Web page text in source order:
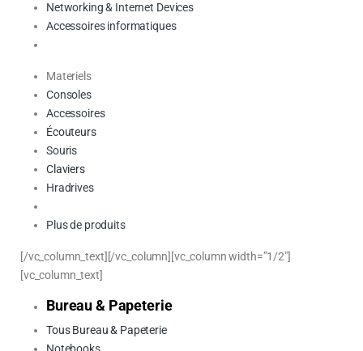
Networking & Internet Devices
Accessoires informatiques
Materiels
Consoles
Accessoires
Écouteurs
Souris
Claviers
Hradrives
Plus de produits
[/vc_column_text][/vc_column][vc_column width=”1/2″]
[vc_column_text]
Bureau & Papeterie
Tous Bureau & Papeterie